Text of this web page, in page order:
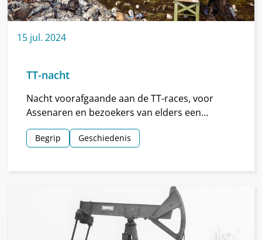
15 jul. 2024
TT-nacht
Nacht voorafgaande aan de TT-races, voor
Assenaren en bezoekers van elders een
hoogtepunt van de TT.
Begrip Geschiedenis